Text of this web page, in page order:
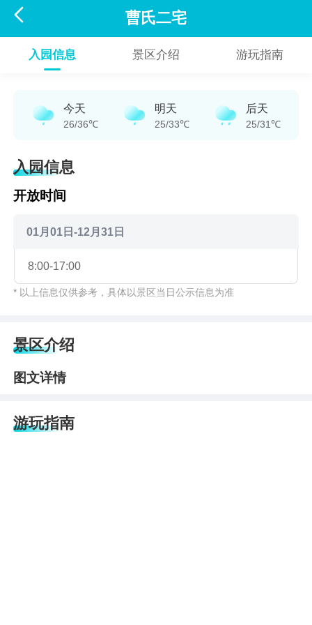
 曹氏二宅
入园信息 景区介绍 游玩指南
今天
26/36℃
明天
25/33℃
后天
25/31℃
入园信息
开放时间
01月01日-12月31日
8:00-17:00
* 以上信息仅供参考，具体以景区当日公示信息为准
景区介绍
图文详情
游玩指南